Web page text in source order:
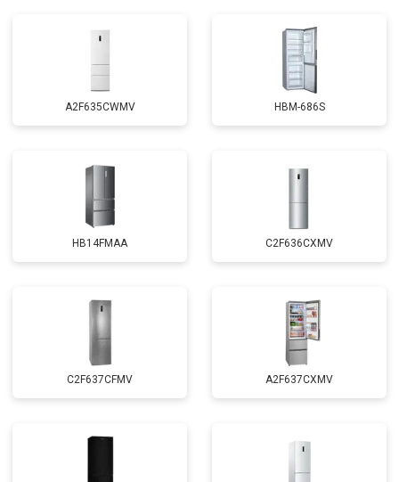
A2F635CWMV HBM-686S
HB14FMAA C2F636CXMV
C2F637CFMV A2F637CXMV